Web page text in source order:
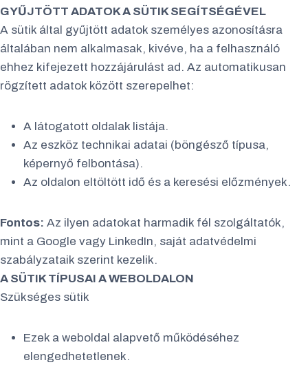
GYŰJTÖTT ADATOK A SÜTIK SEGÍTSÉGÉVEL
A sütik által gyűjtött adatok személyes azonosításra
általában nem alkalmasak, kivéve, ha a felhasználó
ehhez kifejezett hozzájárulást ad. Az automatikusan
rögzített adatok között szerepelhet:
A látogatott oldalak listája.
Az eszköz technikai adatai (böngésző típusa,
képernyő felbontása).
Az oldalon eltöltött idő és a keresési előzmények.
Fontos: Az ilyen adatokat harmadik fél szolgáltatók,
mint a Google vagy LinkedIn, saját adatvédelmi
szabályzataik szerint kezelik.
A SÜTIK TÍPUSAI A WEBOLDALON
Szükséges sütik
Ezek a weboldal alapvető működéséhez
elengedhetetlenek.